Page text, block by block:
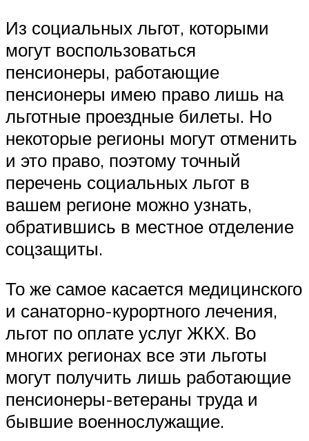
Из социальных льгот, которыми
могут воспользоваться
пенсионеры, работающие
пенсионеры имею право лишь на
льготные проездные билеты. Но
некоторые регионы могут отменить
и это право, поэтому точный
перечень социальных льгот в
вашем регионе можно узнать,
обратившись в местное отделение
соцзащиты.
То же самое касается медицинского
и санаторно-курортного лечения,
льгот по оплате услуг ЖКХ. Во
многих регионах все эти льготы
могут получить лишь работающие
пенсионеры-ветераны труда и
бывшие военнослужащие.